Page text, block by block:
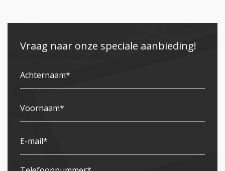
Vraag naar onze speciale aanbieding!